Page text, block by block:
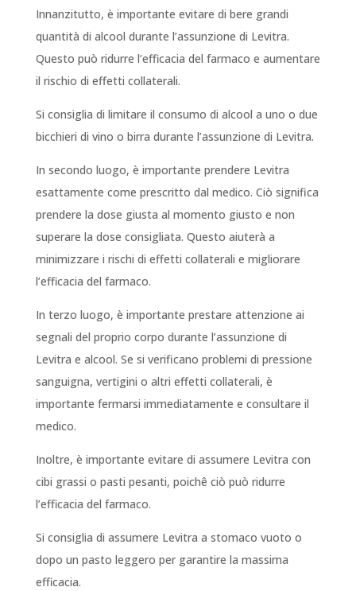
Innanzitutto, è importante evitare di bere grandi
quantità di alcool durante l’assunzione di Levitra.
Questo può ridurre l’efficacia del farmaco e aumentare
il rischio di effetti collaterali.
Si consiglia di limitare il consumo di alcool a uno o due
bicchieri di vino o birra durante l’assunzione di Levitra.
In secondo luogo, è importante prendere Levitra
esattamente come prescritto dal medico. Ciò significa
prendere la dose giusta al momento giusto e non
superare la dose consigliata. Questo aiuterà a
minimizzare i rischi di effetti collaterali e migliorare
l’efficacia del farmaco.
In terzo luogo, è importante prestare attenzione ai
segnali del proprio corpo durante l’assunzione di
Levitra e alcool. Se si verificano problemi di pressione
sanguigna, vertigini o altri effetti collaterali, è
importante fermarsi immediatamente e consultare il
medico.
Inoltre, è importante evitare di assumere Levitra con
cibi grassi o pasti pesanti, poichê ciò può ridurre
l’efficacia del farmaco.
Si consiglia di assumere Levitra a stomaco vuoto o
dopo un pasto leggero per garantire la massima
efficacia.